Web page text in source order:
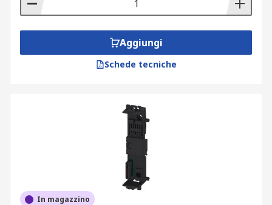
Aggiungi
Schede tecniche
In magazzino